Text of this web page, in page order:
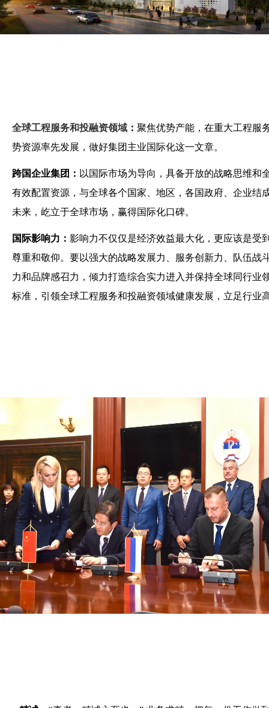
全球工程服务和投融资领域 ： 聚焦优势产能，在重大工程服
势资源率先发展，做好集团主业国际化这一文章。
跨国企业集团： 以国际市场为导向，具备开放的战略思维和
有效配置资源，与全球各个国家、地区，各国政府、企业结
未来，屹立于全球市场，赢得国际化口碑。
国际影响力： 影响力不仅仅是经济效益最大化，更应该是受
尊重和敬仰。要以强大的战略发展力、服务创新力、队伍战
力和品牌感召力，倾力打造综合实力进入并保持全球同行业
标准，引领全球工程服务和投融资领域健康发展，立足行业